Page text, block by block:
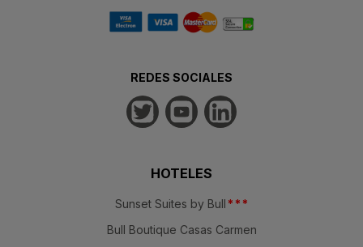
REDES SOCIALES
HOTELES
Sunset Suites by Bull * * *
Bull Boutique Casas Carmen